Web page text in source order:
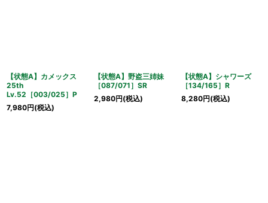
【状態A】カメックス
25th
Lv.52［003/025］P
7,980円(税込)
【状態A】野盗三姉妹
［087/071］SR
2,980円(税込)
【状態A】シャワーズ
［134/165］R
8,280円(税込)